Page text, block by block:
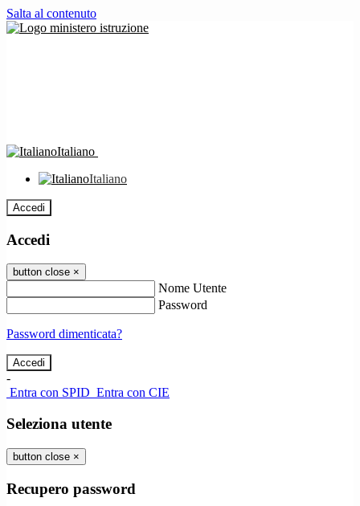
Salta al contenuto
Italiano
Italiano
Accedi
Accedi
button close ×
Nome Utente
Password
Password dimenticata?
-
Entra con SPID Entra con CIE
Seleziona utente
button close ×
Recupero password